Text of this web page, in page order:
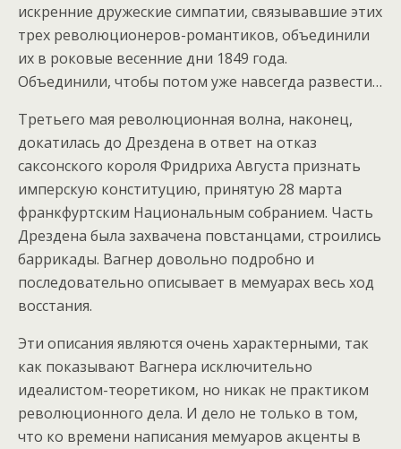
искренние дружеские симпатии, связывавшие этих
трех революционеров-романтиков, объединили
их в роковые весенние дни 1849 года.
Объединили, чтобы потом уже навсегда развести…
Третьего мая революционная волна, наконец,
докатилась до Дрездена в ответ на отказ
саксонского короля Фридриха Августа признать
имперскую конституцию, принятую 28 марта
франкфуртским Национальным собранием. Часть
Дрездена была захвачена повстанцами, строились
баррикады. Вагнер довольно подробно и
последовательно описывает в мемуарах весь ход
восстания.
Эти описания являются очень характерными, так
как показывают Вагнера исключительно
идеалистом-теоретиком, но никак не практиком
революционного дела. И дело не только в том,
что ко времени написания мемуаров акценты в